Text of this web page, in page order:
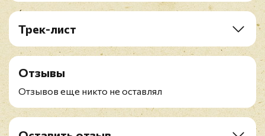
Трек-лист
1. Кленовый лист
2. Я не солгу!
3. Давай поговорим
4. Звезды Мехико
6. Самовар
7. Как ни в чем не бывало
Отзывы
Отзывов еще никто не оставлял